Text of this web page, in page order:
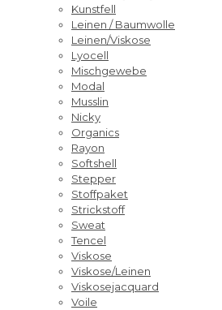
Kunstfell
Leinen / Baumwolle
Leinen/Viskose
Lyocell
Mischgewebe
Modal
Musslin
Nicky
Organics
Rayon
Softshell
Stepper
Stoffpaket
Strickstoff
Sweat
Tencel
Viskose
Viskose/Leinen
Viskosejacquard
Voile